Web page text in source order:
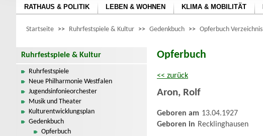
RATHAUS & POLITIK LEBEN & WOHNEN KLIMA & MOBILITÄT
Startseite >> Ruhrfestspiele & Kultur >> Gedenkbuch >> Opferbuch Verzeichnis
Ruhrfestspiele & Kultur
Ruhrfestspiele
Neue Philharmonie Westfalen
Jugendsinfonieorchester
Musik und Theater
Kulturentwicklungsplan
Gedenkbuch
Opferbuch
Opferbuch
<< zurück
Aron, Rolf
Geboren am 13.04.1927
Geboren in Recklinghausen